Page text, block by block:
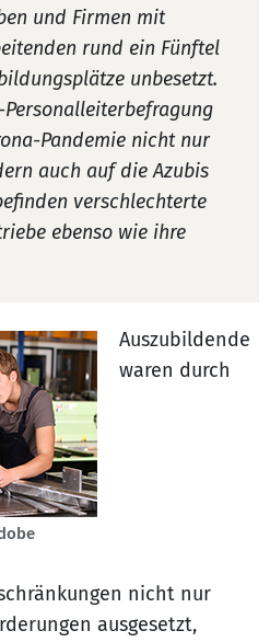
und Firmen mit
rund ein Fünftel
unbesetzt.
Pandemie nicht nur
auch auf die Azubis
verschlechterte
ebenso wie ihre
Auszubildende
waren durch
nicht nur
ausgesetzt,